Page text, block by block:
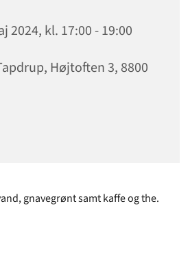
2024, kl. 17:00 - 19:00
Højtoften 3, 8800
gnavegrønt samt kaffe og the.